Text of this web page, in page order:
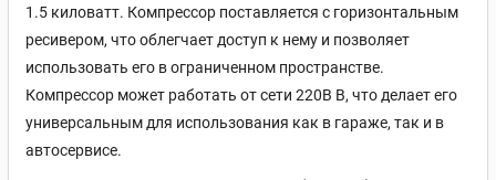
1.5 киловатт. Компрессор поставляется c горизонтальным
ресивером, что облегчает доступ к нему и позволяет
использовать его в ограниченном пространстве.
Компрессор может работать от сети 220В В, что делает его
универсальным для использования как в гараже, так и в
автосервисе.